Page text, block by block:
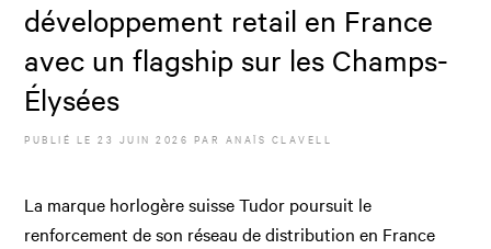
développement retail en France
avec un flagship sur les Champs-
Élysées
PUBLIÉ LE23 JUIN 2026 PAR ANAÏS CLAVELL
La marque horlogère suisse Tudor poursuit le
renforcement de son réseau de distribution en France